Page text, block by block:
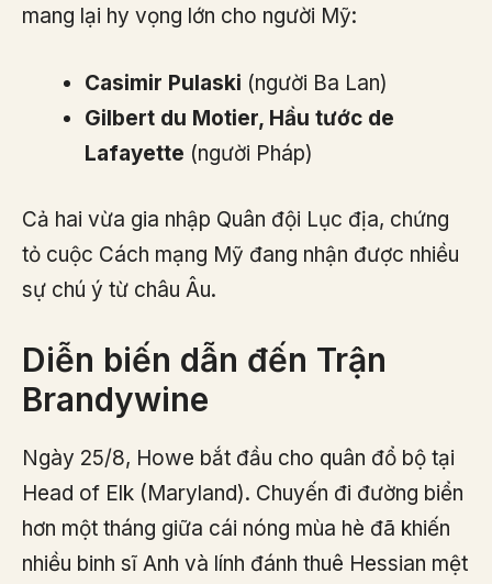
mang lại hy vọng lớn cho người Mỹ:
Casimir Pulaski (người Ba Lan)
Gilbert du Motier, Hầu tước de
Lafayette (người Pháp)
Cả hai vừa gia nhập Quân đội Lục địa, chứng
tỏ cuộc Cách mạng Mỹ đang nhận được nhiều
sự chú ý từ châu Âu.
Diễn biến dẫn đến Trận
Brandywine
Ngày 25/8, Howe bắt đầu cho quân đổ bộ tại
Head of Elk (Maryland). Chuyến đi đường biển
hơn một tháng giữa cái nóng mùa hè đã khiến
nhiều binh sĩ Anh và lính đánh thuê Hessian mệt